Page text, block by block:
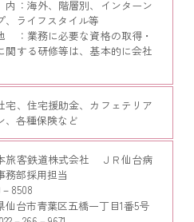
海外、階層別、インターン
、ライフスタイル等
：業務に必要な資格の取得・
関する研修等は、基本的に会社
宅、住宅援助金、カフェテリア
、各種保険など
旅客鉄道株式会社 ＪＲ仙台病
部採用担当
8508
仙台市青葉区五橋一丁目1番5号